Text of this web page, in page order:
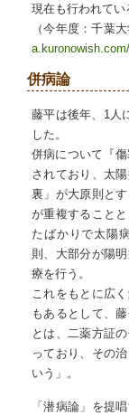
現在も行われてい
（今年度：千葉
a.kuronowish.com/
併病論
藤平は後年、1人
した。
併病について『
されており、太
裏」が大原則と
が重複すること
たばかりで太陽
則、大部分が陽
療を行う。
これをもとに広
もあるとして、
とは、二薬方証
っており、その
いう」。
「潜病論」を提